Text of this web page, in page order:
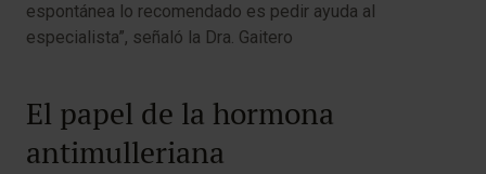
espontánea lo recomendado es pedir ayuda al
especialista”, señaló la Dra. Gaitero
El papel de la hormona
antimulleriana